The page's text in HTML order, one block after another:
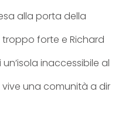
alla porta della
forte e Richard
inaccessibile al
una comunità a dir